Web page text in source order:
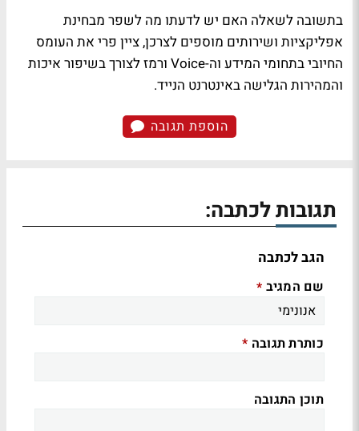
בתשובה לשאלה האם יש לדעתו מה לשפר מבחינת
אפליקציות ושירותים מוספים לצרכן, ציין פרי את העומס
החיובי בתחומי המידע וה-Voice ורמז לצורך בשיפור איכות
והמהירות הגלישה באינטרנט הנייד.
הוספת תגובה
תגובות לכתבה:
הגב לכתבה
שם המגיב *
כותרת תגובה *
תוכן התגובה